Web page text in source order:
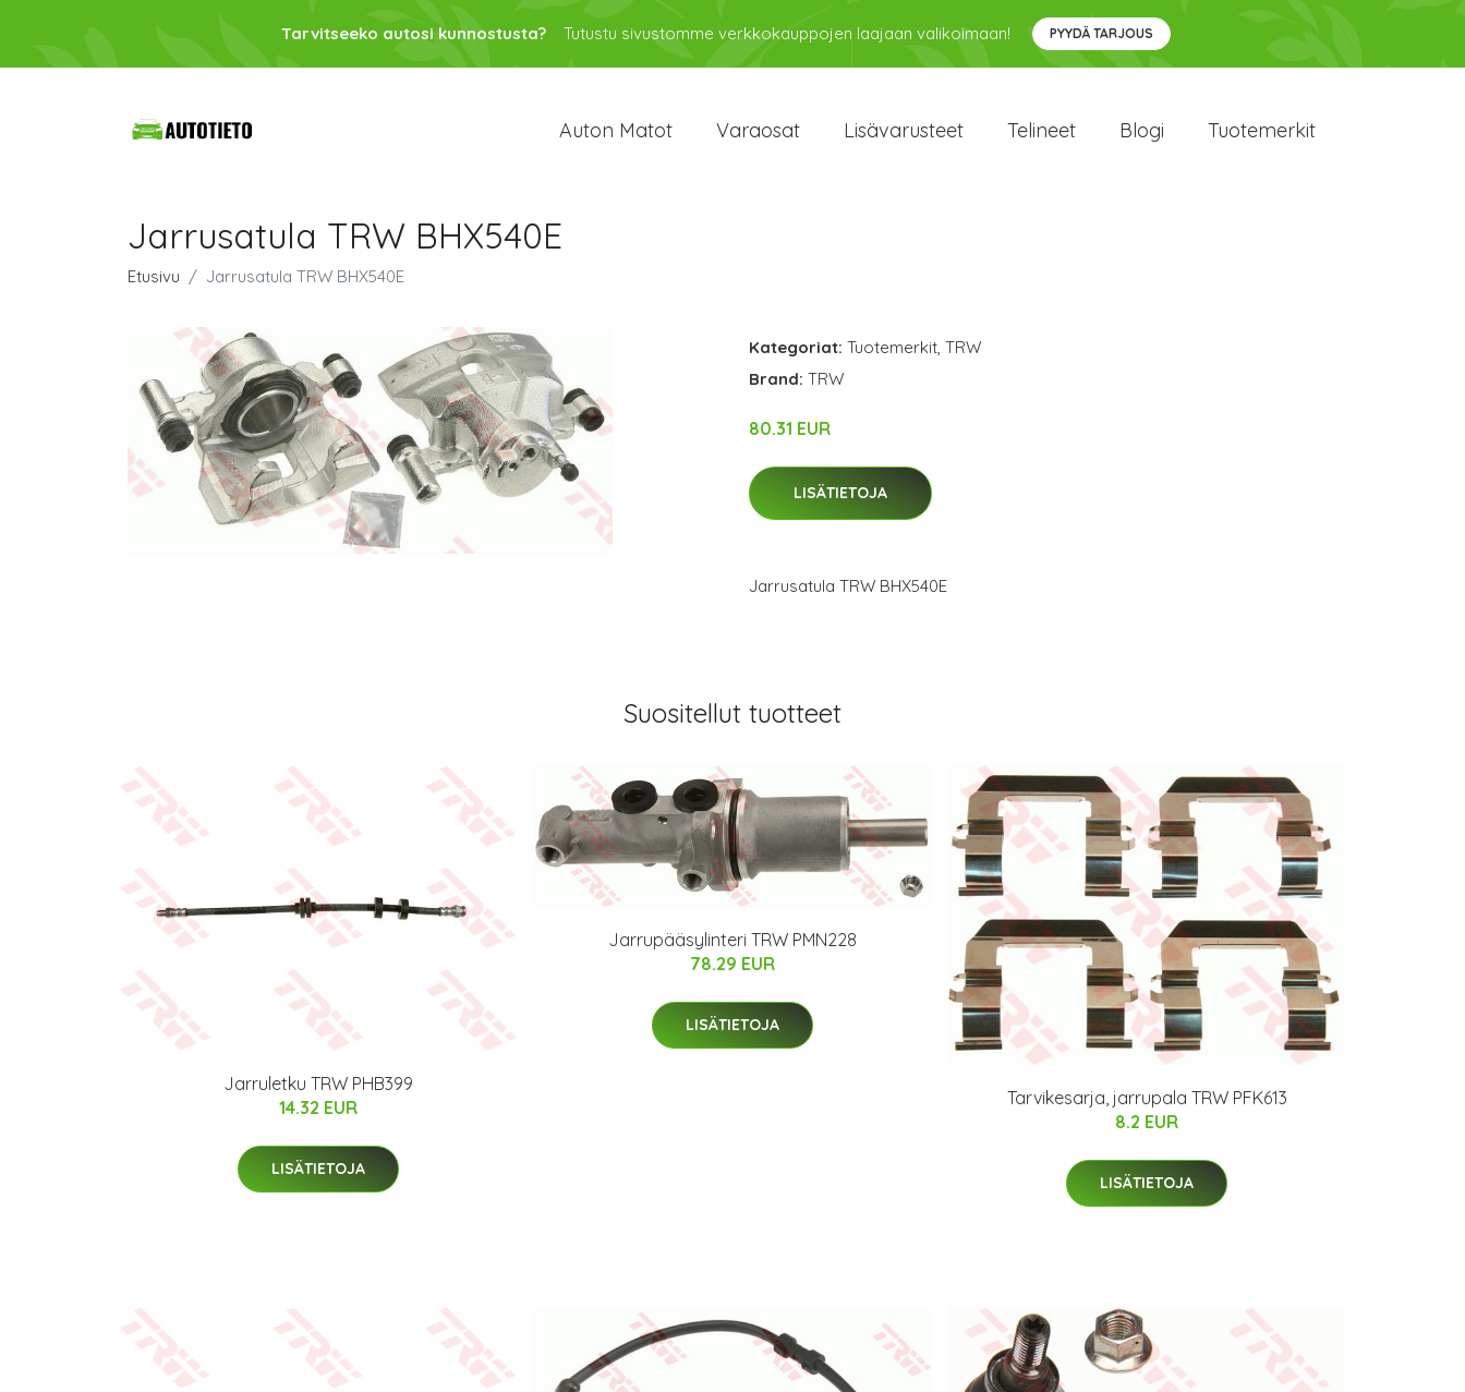
Tarvitseeko autosi kunnostusta? Tutustu sivustomme verkkokauppojen laajaan valikoimaan! PYYDÄ TARJOUS
Auton Matot Varaosat Lisävarusteet Telineet Blogi Tuotemerkit
Jarrusatula TRW BHX540E
Etusivu Jarrusatula TRW BHX540E
Kategoriat: Tuotemerkit, TRW
Brand: TRW
80.31 EUR
LISÄTIETOJA
Jarrusatula TRW BHX540E
Suositellut tuotteet
Jarruletku TRW PHB399
14.32 EUR
LISÄTIETOJA
Jarrupääsylinteri TRW PMN228
78.29 EUR
LISÄTIETOJA
Tarvikesarja, jarrupala TRW PFK613
8.2 EUR
LISÄTIETOJA